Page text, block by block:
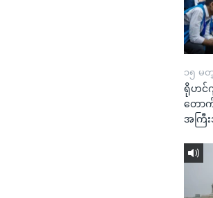
၁၅ မ
ရိုဟင်
တော
အကြီ